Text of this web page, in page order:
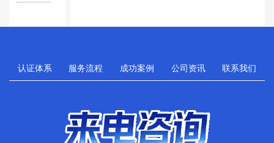
认证体系 服务流程 成功案例 公司资讯 联系我们